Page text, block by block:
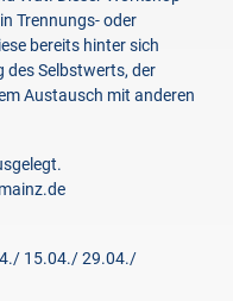
Trennungs- oder
bereits hinter sich
des Selbstwerts, der
Austausch mit anderen
15.04./ 29.04./